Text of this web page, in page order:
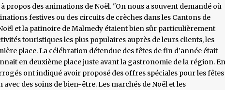
propos des animations de Noël. "On nous a souvent demandé où
festives ou des circuits de crèches dans les Cantons de
et la patinoire de Malmedy étaient bien sûr particulièrement
touristiques les plus populaires auprès de leurs clients, les
place. La célébration détendue des fêtes de fin d’année était
en deuxième place juste avant la gastronomie de la région. En
ont indiqué avoir proposé des offres spéciales pour les fêtes
des soins de bien-être. Les marchés de Noël et les